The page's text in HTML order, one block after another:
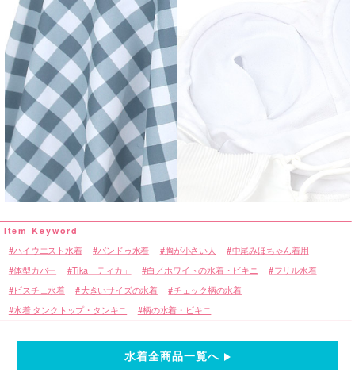
ハイウエスト水着 バンドゥ水着 胸が小さい人 中尾みほちゃん着用
体型カバー Tika「ティカ」 白／ホワイトの水着・ビキニ フリル水着
ビスチェ水着 大きいサイズの水着 チェック柄の水着
水着 タンクトップ・タンキニ 柄の水着・ビキニ
水着全商品一覧へ